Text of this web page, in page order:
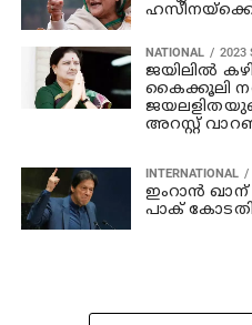
NATIONAL 2023
ജയിലില്‍
കൈക്കൂലി
അറസ്റ്റ്
INTERNATIONAL
ഇംറാന്‍ ഖാന്
പാക് കോടതി